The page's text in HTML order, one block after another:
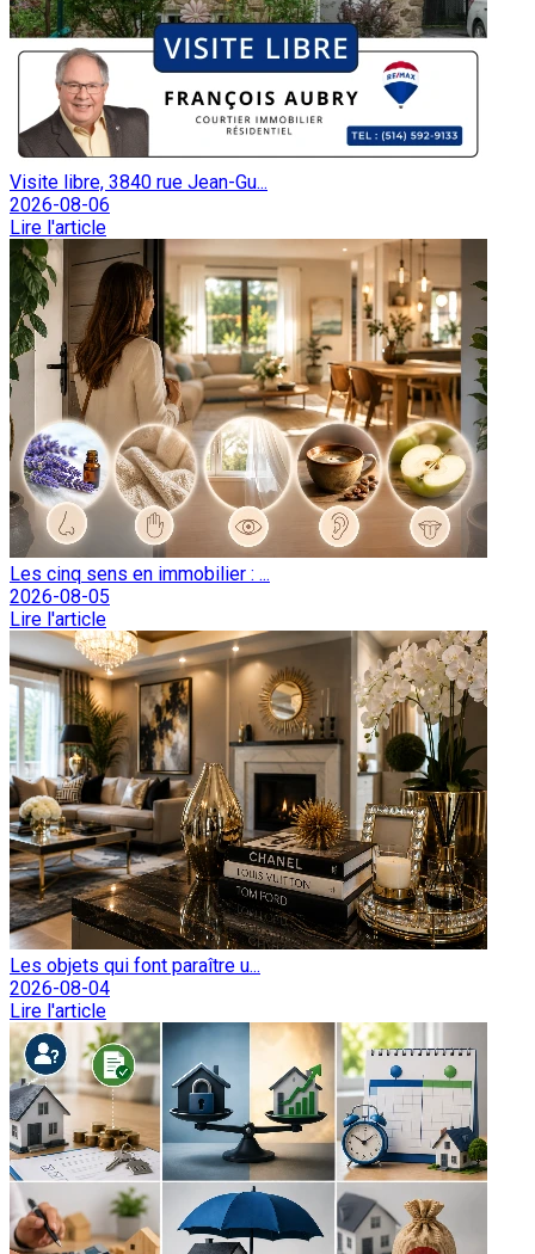
Visite libre, 3840 rue Jean-Gu...
2026-08-06
Lire l'article
Les cinq sens en immobilier : ...
2026-08-05
Lire l'article
Les objets qui font paraître u...
2026-08-04
Lire l'article